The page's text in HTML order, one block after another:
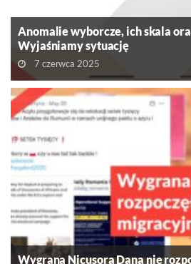
Anomalie wyborcze, ich skala
Wyjaśniamy sytuację
7 czerwca 2025
Wygrana Nicusora Dana nie